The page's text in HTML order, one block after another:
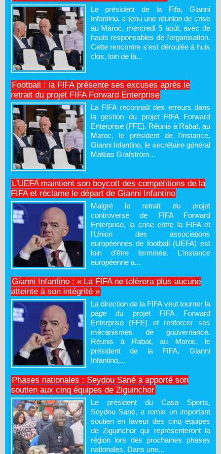
Le président de la Fifa, Gianni
Infantino, a tenu une réunion de crise
au Maroc, mercredi 5 août, avec de
hauts responsables de l'organisation.
Cette rencontre s'est déroulée à huis
clos, loin de la...
Football : la FIFA présente ses excuses après le
retrait du projet FIFA Forward Enterprise
La FIFA reconnaît des erreurs dans
la gestion du projet FIFA Forward
Enterprise (FFE). Réunis à Rabat, au
Maroc, le président de l'instance,
Gianni Infantino, le secrétaire général
Mattias Grafström...
L'UEFA maintient son boycott des compétitions de la
FIFA et réclame le départ de Gianni Infantino
Malgré le retrait du projet
controversé de FIFA Forward
Enterprise, la crise entre la FIFA et
l'Union des associations
européennes de football (UEFA) est
loin d'être terminée. L'instance
européenne a...
Gianni Infantino : « La FIFA ne tolérera plus aucune
atteinte à son intégrité »
La direction de la FIFA veut tourner la
page du projet FIFA Forward
Enterprise (FFE) et renforcer ses
mécanismes de gouvernance.
Réunis à Rabat, au Maroc, le
président de la FIFA, Gianni
Infantino,...
Phases nationales : Seydou Sané a apporté son
soutien aux cinq équipes de Ziguinchor
Le président du Casa Sports,
Seydou Sané, a remis un important
soutien en faveur des cinq équipes
de Ziguinchor qui représenteront la
région lors des prochaines phases
nationales. Dans une...